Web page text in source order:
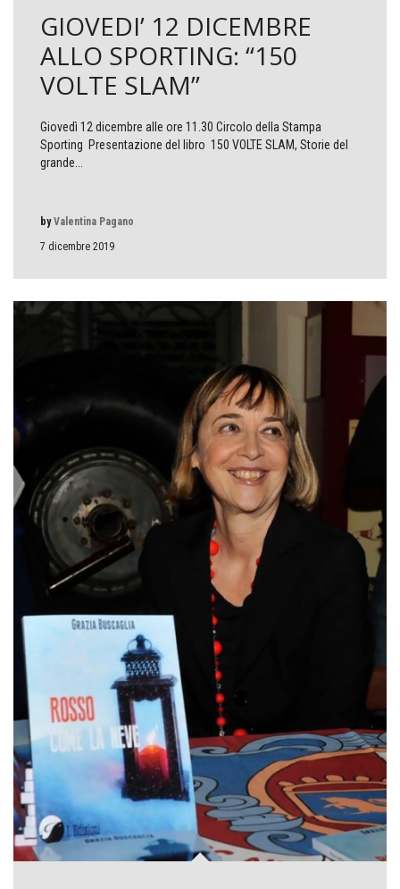
GIOVEDI’ 12 DICEMBRE
ALLO SPORTING: “150
VOLTE SLAM”
Giovedì 12 dicembre alle ore 11.30 Circolo della Stampa
Sporting Presentazione del libro 150 VOLTE SLAM, Storie del
grande...
7 dicembre 2019
byValentina Pagano